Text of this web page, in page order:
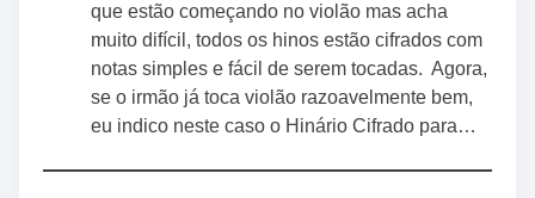
que estão começando no violão mas acha
muito difícil, todos os hinos estão cifrados com
notas simples e fácil de serem tocadas. Agora,
se o irmão já toca violão razoavelmente bem,
eu indico neste caso o Hinário Cifrado para…